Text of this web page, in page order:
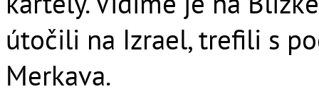
útočili na Izrael, trefili s
Merkava.